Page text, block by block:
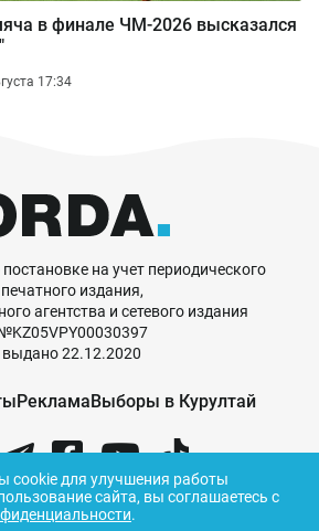
в финале ЧМ-2026 высказался
17:34
на учет периодического
печатного издания,
агентства и сетевого издания
выдано 22.12.2020
РекламаВыборы в Курултай
cookie для улучшения работы
сайта, вы соглашаетесь с
.